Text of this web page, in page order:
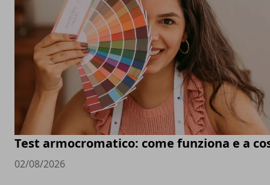
Test armocromatico: come funziona e a
02/08/2026